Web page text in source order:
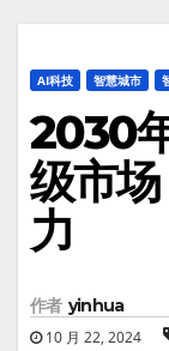
AI科技 智慧城市
2030
级市
力
作者 yinhua
10 月 22, 2024